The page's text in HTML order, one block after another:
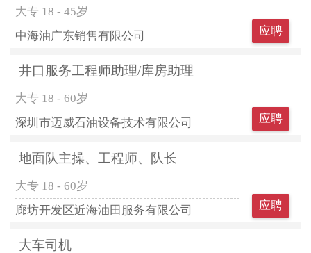
大专 18 - 45岁
中海油广东销售有限公司
应聘
井口服务工程师助理/库房助理
大专 18 - 60岁
深圳市迈威石油设备技术有限公司
应聘
地面队主操、工程师、队长
大专 18 - 60岁
廊坊开发区近海油田服务有限公司
应聘
大车司机